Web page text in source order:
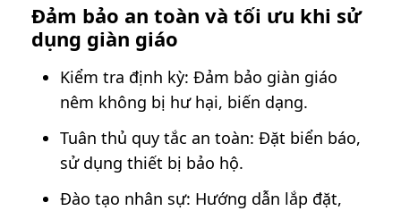
Đảm bảo an toàn và tối ưu khi sử
dụng giàn giáo
Kiểm tra định kỳ: Đảm bảo giàn giáo
nêm không bị hư hại, biến dạng.
Tuân thủ quy tắc an toàn: Đặt biển báo,
sử dụng thiết bị bảo hộ.
Đào tạo nhân sự: Hướng dẫn lắp đặt,